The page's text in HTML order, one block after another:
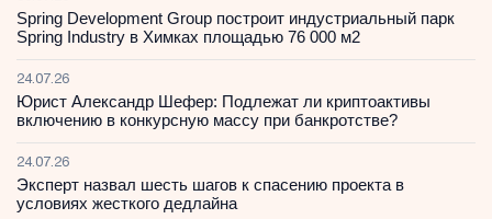
Spring Development Group построит индустриальный парк
Spring Industry в Химках площадью 76 000 м2
24.07.26
Юрист Александр Шефер: Подлежат ли криптоактивы
включению в конкурсную массу при банкротстве?
24.07.26
Эксперт назвал шесть шагов к спасению проекта в
условиях жесткого дедлайна